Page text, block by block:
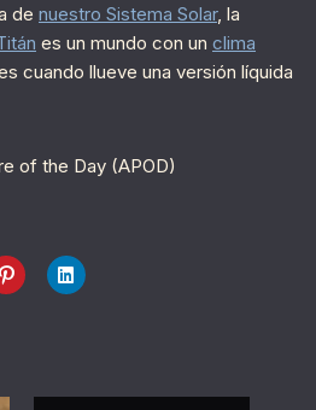
de nuestro Sistema Solar, la
es un mundo con un clima
cuando llueve una versión líquida
of the Day (APOD)